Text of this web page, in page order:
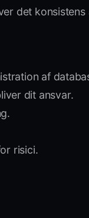
det
af
dit ansvar.
risici.